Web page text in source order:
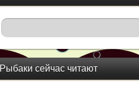
Рыбаки сейчас читают